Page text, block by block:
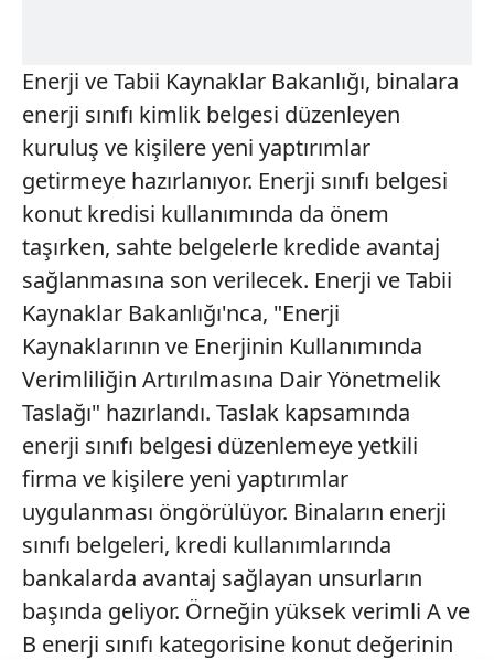
Enerji ve Tabii Kaynaklar Bakanlığı, binalara
enerji sınıfı kimlik belgesi düzenleyen
kuruluş ve kişilere yeni yaptırımlar
getirmeye hazırlanıyor. Enerji sınıfı belgesi
konut kredisi kullanımında da önem
taşırken, sahte belgelerle kredide avantaj
sağlanmasına son verilecek. Enerji ve Tabii
Kaynaklar Bakanlığı'nca, "Enerji
Kaynaklarının ve Enerjinin Kullanımında
Verimliliğin Artırılmasına Dair Yönetmelik
Taslağı" hazırlandı. Taslak kapsamında
enerji sınıfı belgesi düzenlemeye yetkili
firma ve kişilere yeni yaptırımlar
uygulanması öngörülüyor. Binaların enerji
sınıfı belgeleri, kredi kullanımlarında
bankalarda avantaj sağlayan unsurların
başında geliyor. Örneğin yüksek verimli A ve
B enerji sınıfı kategorisine konut değerinin